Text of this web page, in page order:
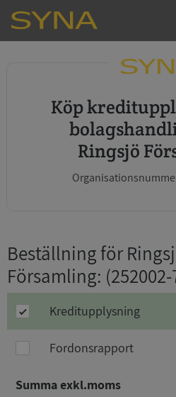
Köp kreditupplysning och
Ringsjö
Beställning för
Församling:
Kreditupplysning
Fordonsrapport
Summa exkl.moms